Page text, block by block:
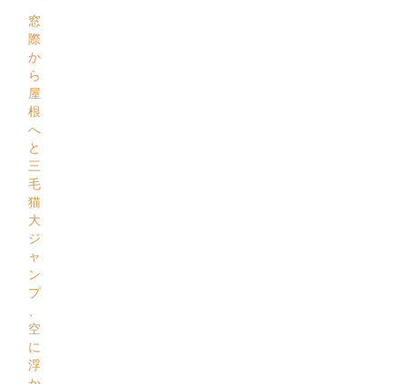
窓
際
か
ら
屋
根
へ
と
三
毛
猫
大
ジ
ャ
ン
プ
、
空
に
浮